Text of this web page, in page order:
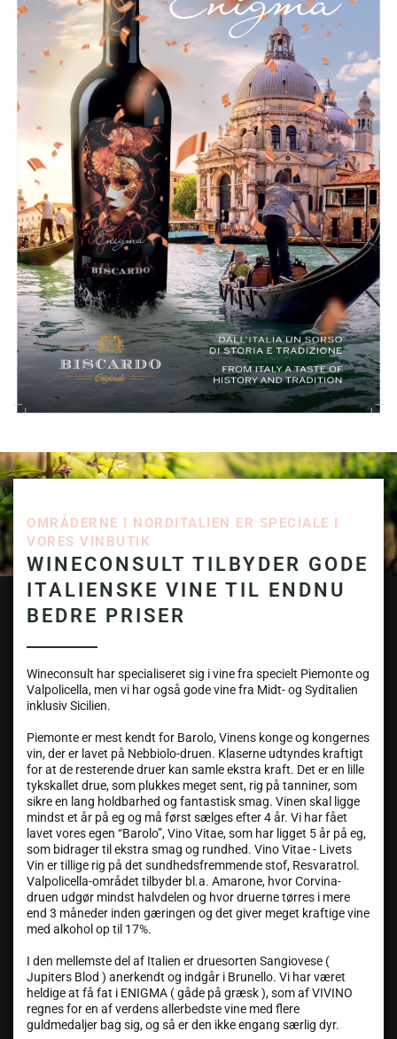
OMRÅDERNE I NORDITALIEN ER SPECIALE I
VORES VINBUTIK
WINECONSULT TILBYDER GODE
ITALIENSKE VINE TIL ENDNU
BEDRE PRISER
Wineconsult har specialiseret sig i vine fra specielt Piemonte og
Valpolicella, men vi har også gode vine fra Midt- og Syditalien
inklusiv Sicilien.
Piemonte er mest kendt for Barolo, Vinens konge og kongernes
vin, der er lavet på Nebbiolo-druen. Klaserne udtyndes kraftigt
for at de resterende druer kan samle ekstra kraft. Det er en lille
tykskallet drue, som plukkes meget sent, rig på tanniner, som
sikre en lang holdbarhed og fantastisk smag. Vinen skal ligge
mindst et år på eg og må først sælges efter 4 år. Vi har fået
lavet vores egen “Barolo”, Vino Vitae, som har ligget 5 år på eg,
som bidrager til ekstra smag og rundhed. Vino Vitae - Livets
Vin er tillige rig på det sundhedsfremmende stof, Resvaratrol.
Valpolicella-området tilbyder bl.a. Amarone, hvor Corvina-
druen udgør mindst halvdelen og hvor druerne tørres i mere
end 3 måneder inden gæringen og det giver meget kraftige vine
med alkohol op til 17%.
I den mellemste del af Italien er druesorten Sangiovese (
Jupiters Blod ) anerkendt og indgår i Brunello. Vi har været
heldige at få fat i ENIGMA ( gåde på græsk ), som af VIVINO
regnes for en af verdens allerbedste vine med flere
guldmedaljer bag sig, og så er den ikke engang særlig dyr.